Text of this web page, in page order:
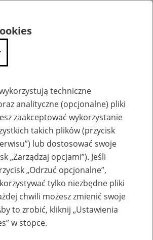
techniczne
analityczne (opcjonalne) pliki
zaakceptować wykorzystanie
takich plików (przycisk
lub dostosować swoje
„Zarządzaj opcjami”). Jeśli
„Odrzuć opcjonalne”,
tylko niezbędne pliki
chwili możesz zmienić swoje
to zrobić, kliknij „Ustawienia
w stopce.